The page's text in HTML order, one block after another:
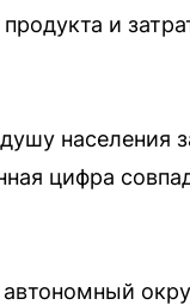
и
населения
цифра